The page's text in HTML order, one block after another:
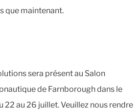
que maintenant.
sera présent au Salon
de Farnborough dans le
22 au 26 juillet. Veuillez nous rendre